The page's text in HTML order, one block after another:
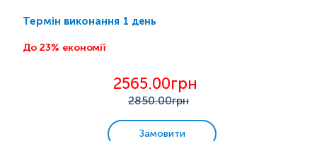
системи згортання крові, групу крові та резус-
чи порушення обміну речовин.
Термін виконання 1 день
До 23% економії
2565.00грн
2850.00грн
Замовити